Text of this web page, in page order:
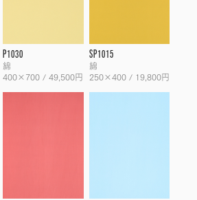
P1030
綿
400×700 / 49,500円
SP1015
綿
250×400 / 19,800円